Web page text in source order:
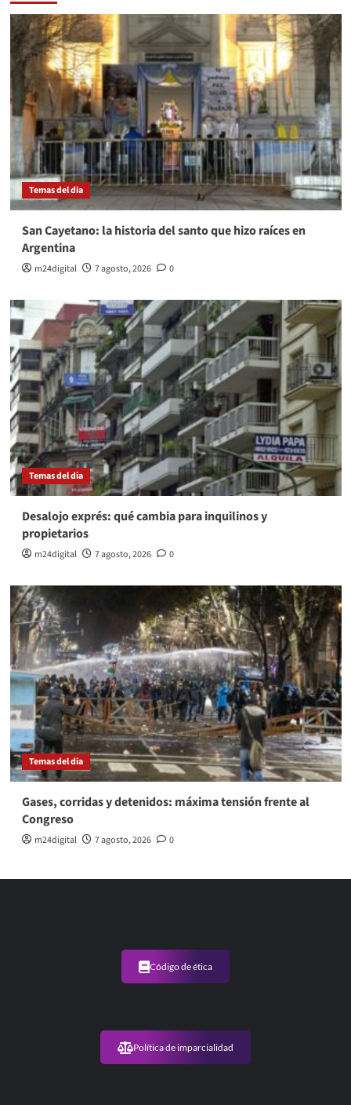
Temas del dia
San Cayetano: la historia del santo que hizo raíces en
Argentina
m24digital 7 agosto, 2026 0
Temas del dia
Desalojo exprés: qué cambia para inquilinos y
propietarios
m24digital 7 agosto, 2026 0
Temas del dia
Gases, corridas y detenidos: máxima tensión frente al
Congreso
m24digital 7 agosto, 2026 0
Código de ética
Política de imparcialidad